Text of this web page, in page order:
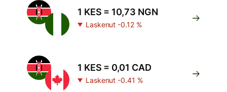
1 KES = 10,73 NGN
Laskenut -0.12 %
1 KES = 0,01 CAD
Laskenut -0.41 %